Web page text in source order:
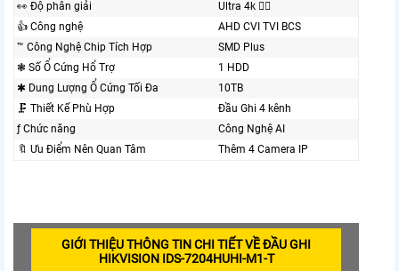
️👀 Độ phân giải
Ultra 4k 👍🏾
👍 Công nghệ
AHD CVI TVI BCS
™️ Công Nghệ Chip Tích Hợp
SMD Plus
❃ Số Ổ Cứng Hổ Trợ
1 HDD
✱ Dung Lượng Ổ Cứng Tối Đa
10TB
🗜️ Thiết Kế Phù Hợp
Đầu Ghi 4 kênh
ƒ Chức năng
Công Nghệ AI
🔖 Ưu Điểm Nên Quan Tâm
Thêm 4 Camera IP
GIỚI THIỆU THÔNG TIN CHI TIẾT VỀ ĐẦU GHI
HIKVISION IDS-7204HUHI-M1-T